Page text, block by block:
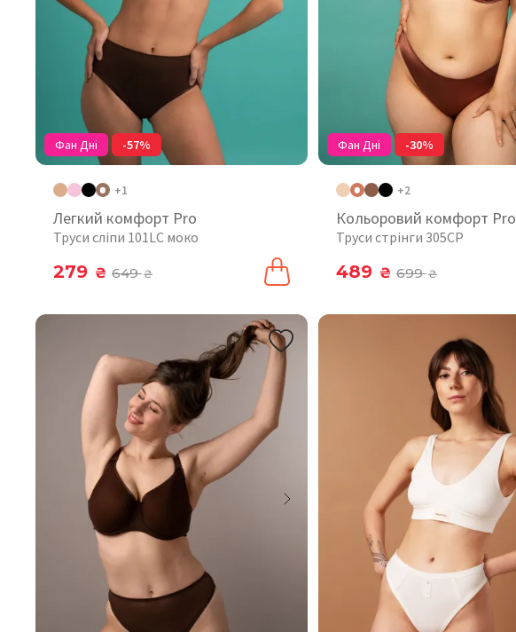
Фан Дні -57%
+1
Легкий комфорт Pro
Труси сліпи 101LC моко
279 ₴ 649₴
Фан Дні -30%
+2
Кольоровий комфорт Pro
Труси стрінги 305CP
489 ₴ 699₴